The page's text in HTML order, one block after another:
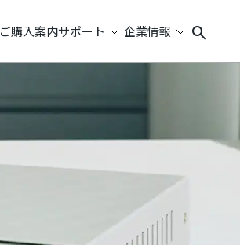
ご購入案内サポート 企業情報